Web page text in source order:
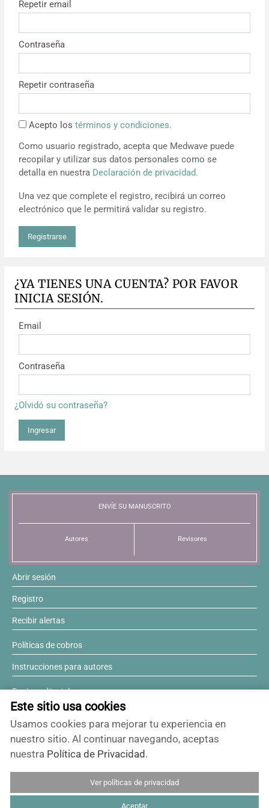
Noticias
Este sitio usa cookies
Usamos cookies para mejorar tu experiencia en
nuestro sitio. Al continuar navegando, aceptas
nuestra Política de Privacidad.
Ver políticas de privacidad
Aceptar
Repetir email
Contraseña
Repetir contraseña
Acepto los términos y condiciones.
Como usuario registrado, acepta que Medwave puede
recopilar y utilizar sus datos personales como se
detalla en nuestra Declaración de privacidad.
Una vez que complete el registro, recibirá un correo
electrónico que le permitirá validar su registro.
Registrarse
¿YA TIENES UNA CUENTA? POR FAVOR
INICIA SESIÓN.
Email
Contraseña
¿Olvidó su contraseña?
Ingresar
ENVÍE SU MANUSCRITO
Autores Revisores
Abrir sesión
Registro
Recibir alertas
Políticas de cobros
Instrucciones para autores
Equipo editorial
Comité editorial
¿Desea ser revisor?
Contactos y soporte
ISSN 0717-6384